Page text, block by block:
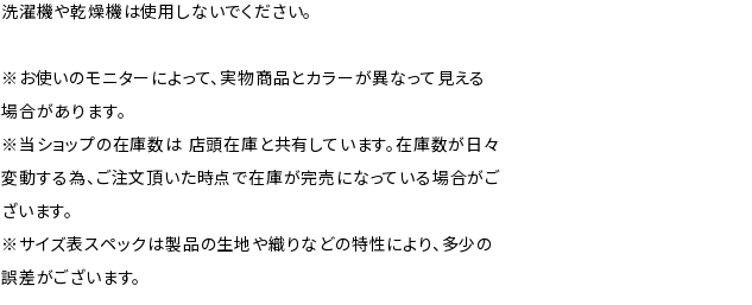
洗濯機や乾燥機は使用しないでください。
※お使いのモニターによって、実物商品とカラーが異なって見える
場合があります。
※当ショップの在庫数は 店頭在庫と共有しています。在庫数が日々
変動する為、ご注文頂いた時点で在庫が完売になっている場合がご
ざいます。
※サイズ表スペックは製品の生地や織りなどの特性により、多少の
誤差がございます。